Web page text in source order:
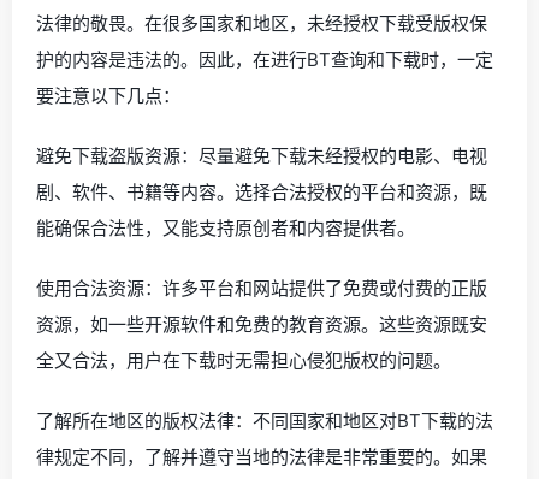
法律的敬畏。在很多国家和地区，未经授权下载受版权保
护的内容是违法的。因此，在进行BT查询和下载时，一定
要注意以下几点：
避免下载盗版资源：尽量避免下载未经授权的电影、电视
剧、软件、书籍等内容。选择合法授权的平台和资源，既
能确保合法性，又能支持原创者和内容提供者。
使用合法资源：许多平台和网站提供了免费或付费的正版
资源，如一些开源软件和免费的教育资源。这些资源既安
全又合法，用户在下载时无需担心侵犯版权的问题。
了解所在地区的版权法律：不同国家和地区对BT下载的法
律规定不同，了解并遵守当地的法律是非常重要的。如果